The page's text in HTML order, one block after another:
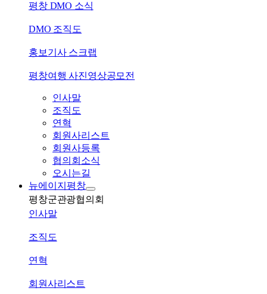
평창 DMO 소식
DMO 조직도
홍보기사 스크랩
평창여행 사진영상공모전
인사말
조직도
연혁
회원사리스트
회원사등록
협의회소식
오시는길
뉴에이지평창
평창군관광협의회
인사말
조직도
연혁
회원사리스트